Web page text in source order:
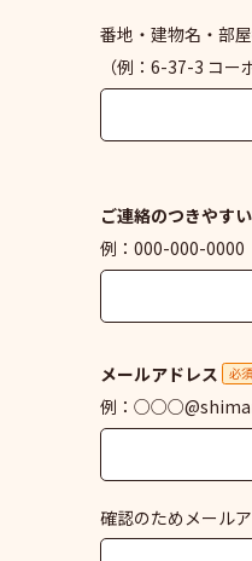
番地・建物名・部
（例：6-37-3 コー
ご連絡のつきやす
例：000-000-0000
メールアドレス 必須
例：
確認のためメール